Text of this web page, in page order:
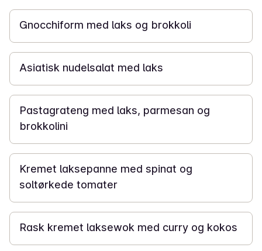
Gnocchiform med laks og brokkoli
25 min
Asiatisk nudelsalat med laks
20 min
Pastagrateng med laks, parmesan og
brokkolini
30 min
Kremet laksepanne med spinat og
soltørkede tomater
25 min
Rask kremet laksewok med curry og kokos
2 t 30 min